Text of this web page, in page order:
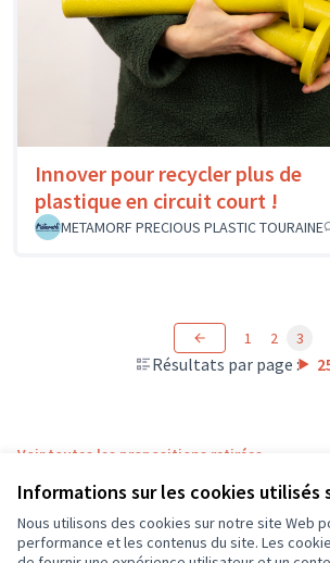
Informations sur les cookies utilisés
Nous utilisons des cookies sur notre site Web
performance et les contenus du site. Les
Innover pour recycler plus de
plastique en circuit court !
METAMORF PRECIOUS PLASTIC TOURAINE
Résultats par page :
1 2 3
Voir toutes les propositions retirées
Conditions d'utilisation
Paramètres des cookies